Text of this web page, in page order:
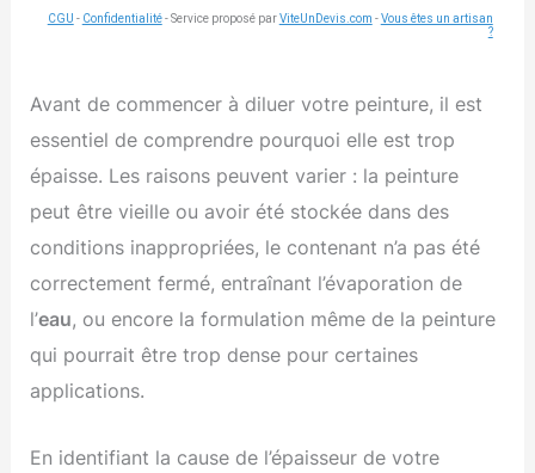
CGU - Confidentialité- Service proposé parViteUnDevis.com -Vous êtes un artisan
?
Avant de commencer à diluer votre peinture, il est
essentiel de comprendre pourquoi elle est trop
épaisse. Les raisons peuvent varier : la peinture
peut être vieille ou avoir été stockée dans des
conditions inappropriées, le contenant n’a pas été
correctement fermé, entraînant l’évaporation de
l’eau, ou encore la formulation même de la peinture
qui pourrait être trop dense pour certaines
applications.
En identifiant la cause de l’épaisseur de votre